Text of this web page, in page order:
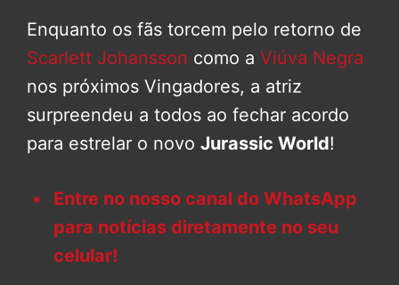
Enquanto os fãs torcem pelo retorno de
Scarlett Johansson como a Viúva Negra
nos próximos Vingadores, a atriz
surpreendeu a todos ao fechar acordo
para estrelar o novo Jurassic World!
Entre no nosso canal do WhatsApp
para notícias diretamente no seu
celular!